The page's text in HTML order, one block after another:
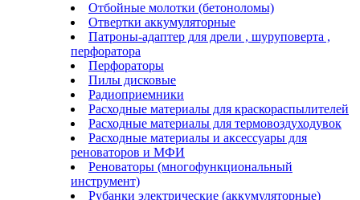
Отбойные молотки (бетоноломы)
Отвертки аккумуляторные
Патроны-адаптер для дрели , шуруповерта ,
перфоратора
Перфораторы
Пилы дисковые
Радиоприемники
Расходные материалы для краскораспылителей
Расходные материалы для термовоздуходувок
Расходные материалы и аксессуары для
реноваторов и МФИ
Реноваторы (многофункциональный
инструмент)
Рубанки электрические (аккумуляторные)